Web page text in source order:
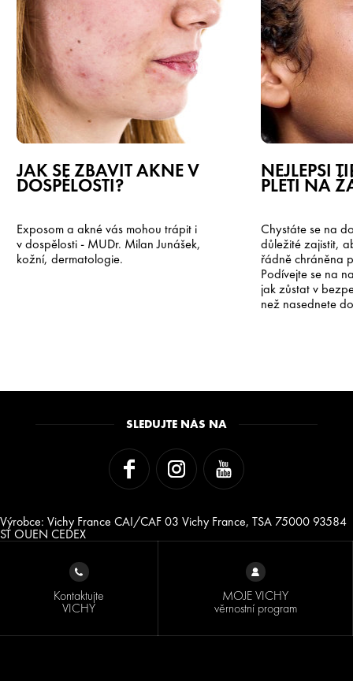
JAK SE ZBAVIT AKNÉ V
DOSPĚLOSTI?
Exposom a akné vás mohou trápit i
v dospělosti - MUDr. Milan Junášek,
kožní, dermatologie.
NEJLEPŠÍ
PLETI NA
Chystáte se na
důležité zajistit,
řádně chráněna
Podívejte se na
jak zůstat v
než nasednete
SLEDUJTE NÁS NA
Výrobce: Vichy France CAI/CAF 03 Vichy France, TSA 75000 93584
ST OUEN CEDEX
Kontaktujte
VICHY
MOJE VICHY
věrnostní program